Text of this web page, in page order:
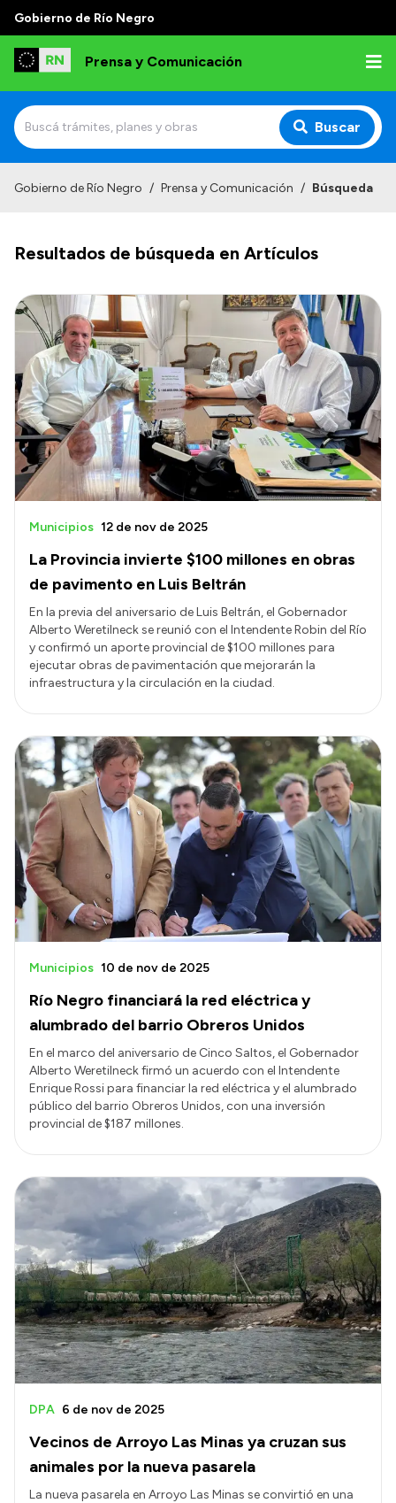
Gobierno de Río Negro
Prensa y Comunicación
Buscar
Autoridades
Referentes de prensa
Archivo de noticias
Transparencia
Presupuesto
Boletín Oficial
Compras y licitaciones
Consulta de expedientes
Convocatorias
Intranet
Login
Gobierno de Río Negro / Prensa y Comunicación / Búsqueda
Resultados de búsqueda en Artículos
La Provincia invierte $100 millones en obras
de pavimento en Luis Beltrán
Municipios 12 de nov de 2025
En la previa del aniversario de Luis Beltrán, el Gobernador
Alberto Weretilneck se reunió con el Intendente Robin del Río
y confirmó un aporte provincial de $100 millones para
ejecutar obras de pavimentación que mejorarán la
infraestructura y la circulación en la ciudad.
Río Negro financiará la red eléctrica y
alumbrado del barrio Obreros Unidos
Municipios 10 de nov de 2025
En el marco del aniversario de Cinco Saltos, el Gobernador
Alberto Weretilneck firmó un acuerdo con el Intendente
Enrique Rossi para financiar la red eléctrica y el alumbrado
público del barrio Obreros Unidos, con una inversión
provincial de $187 millones.
Vecinos de Arroyo Las Minas ya cruzan sus
animales por la nueva pasarela
DPA 6 de nov de 2025
La nueva pasarela en Arroyo Las Minas se convirtió en una